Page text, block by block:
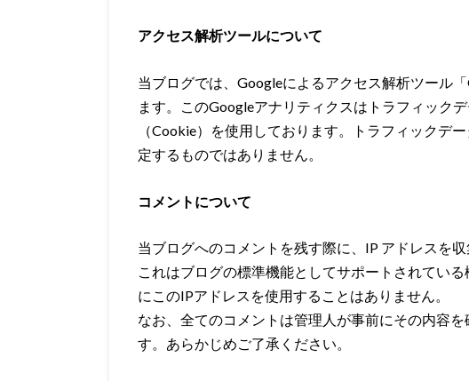
アクセス解析ツールについて
当ブログでは、Googleによるアクセス解析ツール
ます。このGoogleアナリティクスはトラフィック
（Cookie）を使用しております。トラフィックデ
定するものではありません。
コメントについて
当ブログへのコメントを残す際に、IP アドレスを収
これはブログの標準機能としてサポートされてい
にこのIPアドレスを使用することはありません。
なお、全てのコメントは管理人が事前にその内容
す。あらかじめご了承ください。